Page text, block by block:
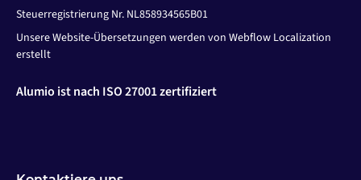
Steuerregistrierung Nr. NL858934565B01
Unsere Website-Übersetzungen werden von Webflow Localization
erstellt
Alumio ist nach ISO 27001 zertifiziert